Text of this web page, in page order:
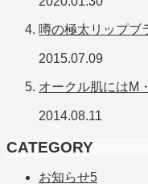
噂の極太リップブ
2015.07.09
オークル肌にはM
2014.08.11
CATEGORY
お知らせ5